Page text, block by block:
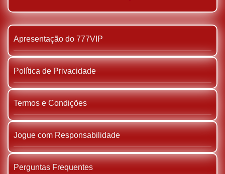
Apresentação do 777VIP
Política de Privacidade
Termos e Condições
Jogue com Responsabilidade
Perguntas Frequentes